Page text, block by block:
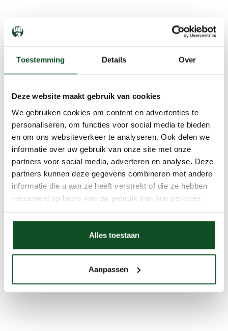
Toestemming Details Over
Deze website maakt gebruik van cookies
We gebruiken cookies om content en advertenties te
personaliseren, om functies voor social media te bieden
en om ons websiteverkeer te analyseren. Ook delen we
informatie over uw gebruik van onze site met onze
partners voor social media, adverteren en analyse. Deze
partners kunnen deze gegevens combineren met andere
informatie die u aan ze heeft verstrekt of die ze hebben
verzameld op basis van uw gebruik van hun services.
Alles toestaan
Aanpassen